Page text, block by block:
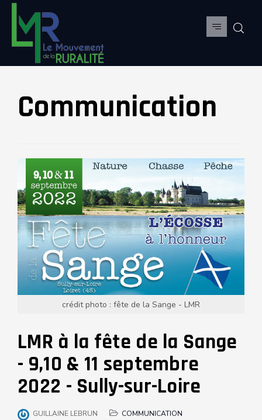
Communication
crédit photo : fête de la Sange - LMR
LMR à la fête de la Sange
- 9,10 & 11 septembre
2022 - Sully-sur-Loire
GUILLAINE LEBRUN
COMMUNICATION